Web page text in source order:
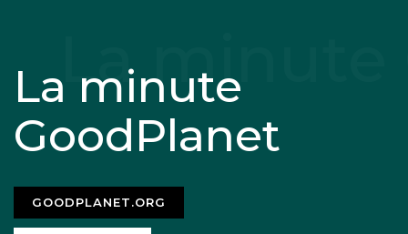
La minute
GoodPlanet
GOODPLANET.ORG